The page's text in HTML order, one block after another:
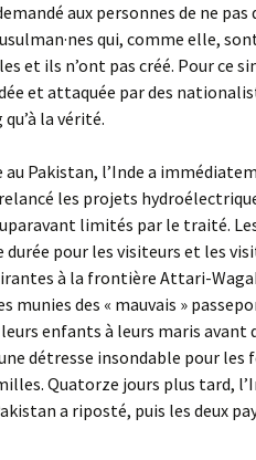
aux personnes de ne
qui, comme elle,
et ils n’ont pas créé. Pour ce
et attaquée par des
la vérité.
Pakistan, l’Inde a
relancé les projets
limités par le traité.
durée pour les visiteurs et les
à la frontière Attari-
munies des « mauvais »
enfants à leurs maris avant
détresse insondable pour
Quatorze jours plus tard,
a riposté, puis les deux